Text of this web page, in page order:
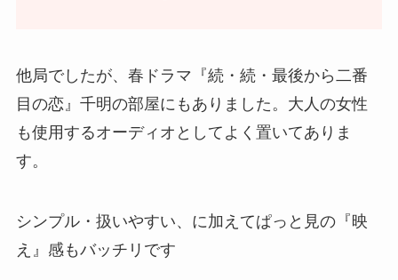
他局でしたが、春ドラマ『続・続・最後から二番
目の恋』千明の部屋にもありました。大人の女性
も使用するオーディオとしてよく置いてありま
す。
シンプル・扱いやすい、に加えてぱっと見の『映
え』感もバッチリです